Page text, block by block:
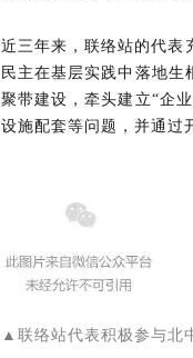
近三年来，联络站的代表
民主在基层实践中落地生
聚带建设，牵头建立“企
设施配套等问题，并通过
▲联络站代表积极参与北